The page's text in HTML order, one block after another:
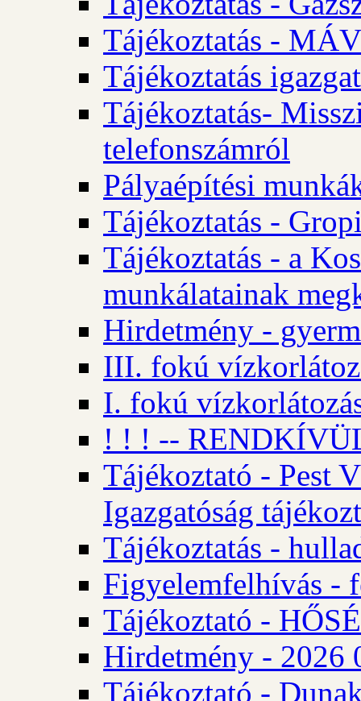
Tájékoztatás -
Tájékoztatás
Tájékoztatás-
telefonszámról
Pályaépítési
Tájékoztatás -
Tájékoztatás - a
munkálatainak
Hirdetmény -
III. fokú
I. fokú
! ! ! --
Tájékoztató - Pest
Igazgatóság
Tájékoztatás -
Figyelemfelhívás -
Tájékoztató -
Hirdetmény - 2026
Tájékoztató -